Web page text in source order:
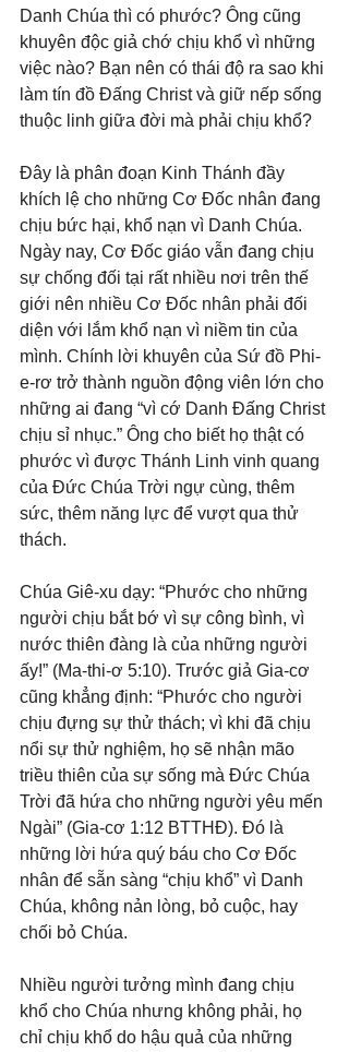
Danh Chúa thì có phước? Ông cũng
khuyên độc giả chớ chịu khổ vì những
việc nào? Bạn nên có thái độ ra sao khi
làm tín đồ Đấng Christ và giữ nếp sống
thuộc linh giữa đời mà phải chịu khổ?
Đây là phân đoạn Kinh Thánh đầy
khích lệ cho những Cơ Đốc nhân đang
chịu bức hại, khổ nạn vì Danh Chúa.
Ngày nay, Cơ Đốc giáo vẫn đang chịu
sự chống đối tại rất nhiều nơi trên thế
giới nên nhiều Cơ Đốc nhân phải đối
diện với lắm khổ nạn vì niềm tin của
mình. Chính lời khuyên của Sứ đồ Phi-
e-rơ trở thành nguồn động viên lớn cho
những ai đang “vì cớ Danh Đấng Christ
chịu sỉ nhục.” Ông cho biết họ thật có
phước vì được Thánh Linh vinh quang
của Đức Chúa Trời ngự cùng, thêm
sức, thêm năng lực để vượt qua thử
thách.
Chúa Giê-xu dạy: “Phước cho những
người chịu bắt bớ vì sự công bình, vì
nước thiên đàng là của những người
ấy!” (Ma-thi-ơ 5:10). Trước giả Gia-cơ
cũng khẳng định: “Phước cho người
chịu đựng sự thử thách; vì khi đã chịu
nổi sự thử nghiệm, họ sẽ nhận mão
triều thiên của sự sống mà Đức Chúa
Trời đã hứa cho những người yêu mến
Ngài” (Gia-cơ 1:12 BTTHĐ). Đó là
những lời hứa quý báu cho Cơ Đốc
nhân để sẵn sàng “chịu khổ” vì Danh
Chúa, không nản lòng, bỏ cuộc, hay
chối bỏ Chúa.
Nhiều người tưởng mình đang chịu
khổ cho Chúa nhưng không phải, họ
chỉ chịu khổ do hậu quả của những